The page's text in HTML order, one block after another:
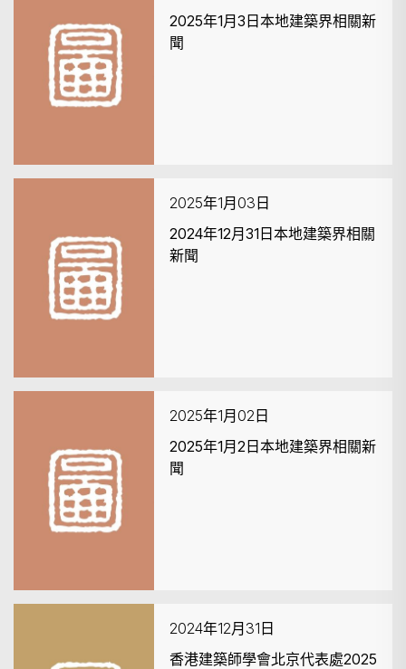
2025年1月3日本地建築界相關新
聞
2025年1月03日
2024年12月31日本地建築界相關
新聞
2025年1月02日
2025年1月2日本地建築界相關新
聞
2024年12月31日
香港建築師學會北京代表處2025